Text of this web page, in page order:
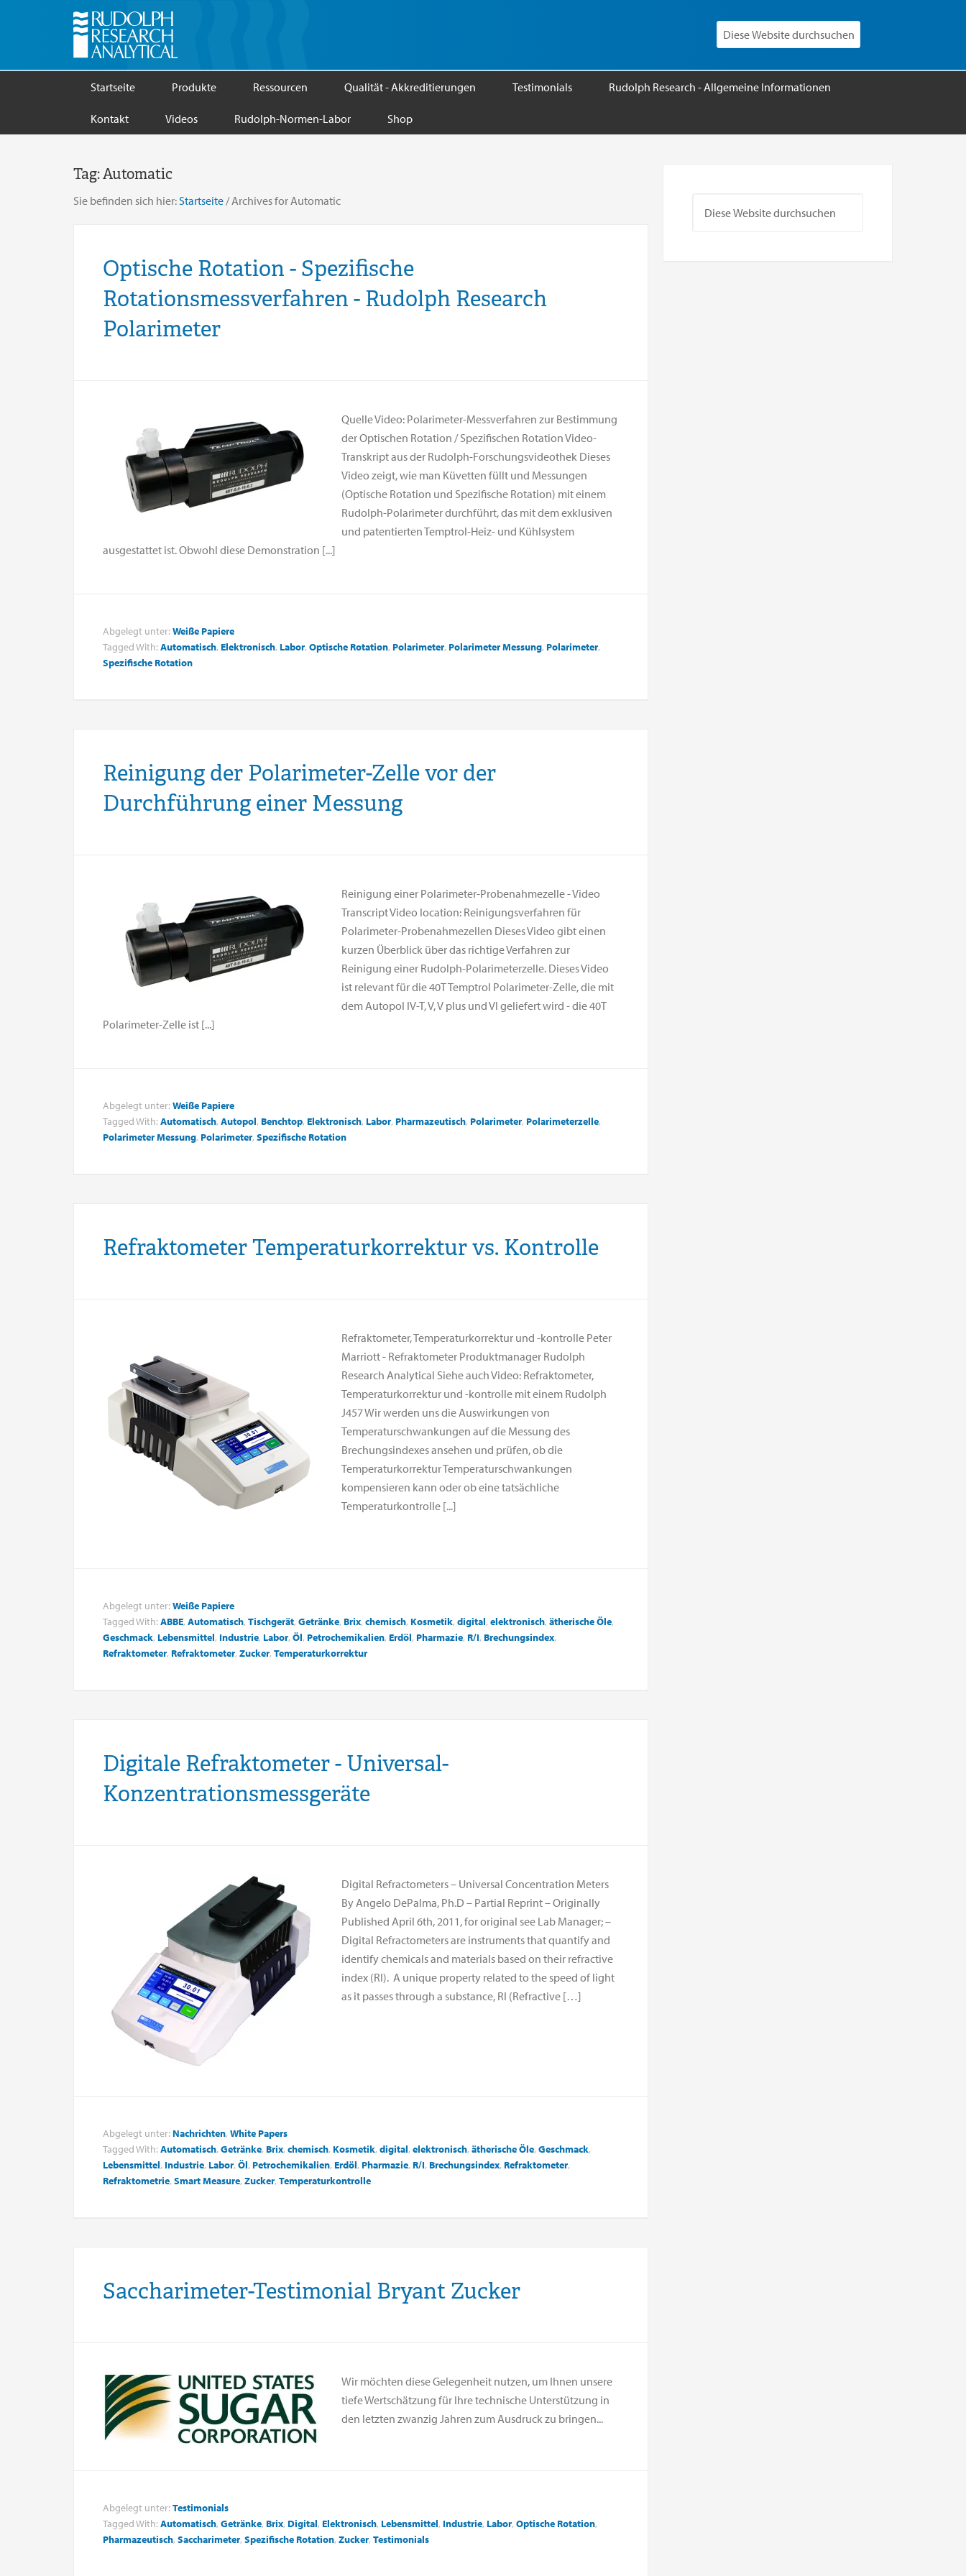
Startseite Produkte Ressourcen Qualität - Akkreditierungen Testimonials Rudolph Research - Allgemeine Informationen
Kontakt Videos Rudolph-Normen-Labor Shop
Tag:Automatic
Sie befinden sich hier: Startseite /Archives for Automatic
Optische Rotation - Spezifische
Rotationsmessverfahren - Rudolph Research
Polarimeter
Quelle Video: Polarimeter-Messverfahren zur Bestimmung
der Optischen Rotation / Spezifischen Rotation Video-
Transkript aus der Rudolph-Forschungsvideothek Dieses
Video zeigt, wie man Küvetten füllt und Messungen
(Optische Rotation und Spezifische Rotation) mit einem
Rudolph-Polarimeter durchführt, das mit dem exklusiven
und patentierten Temptrol-Heiz- und Kühlsystem
ausgestattet ist. Obwohl diese Demonstration [...]
Abgelegt unter: Weiße Papiere
Tagged With: Automatisch, Elektronisch, Labor, Optische Rotation, Polarimeter, Polarimeter Messung, Polarimeter,
Spezifische Rotation
Reinigung der Polarimeter-Zelle vor der
Durchführung einer Messung
Reinigung einer Polarimeter-Probenahmezelle - Video
Transcript Video location: Reinigungsverfahren für
Polarimeter-Probenahmezellen Dieses Video gibt einen
kurzen Überblick über das richtige Verfahren zur
Reinigung einer Rudolph-Polarimeterzelle. Dieses Video
ist relevant für die 40T Temptrol Polarimeter-Zelle, die mit
dem Autopol IV-T, V, V plus und VI geliefert wird - die 40T
Polarimeter-Zelle ist [...]
Abgelegt unter: Weiße Papiere
Tagged With: Automatisch, Autopol, Benchtop, Elektronisch, Labor, Pharmazeutisch, Polarimeter, Polarimeterzelle,
Polarimeter Messung, Polarimeter, Spezifische Rotation
Refraktometer Temperaturkorrektur vs. Kontrolle
Refraktometer, Temperaturkorrektur und -kontrolle Peter
Marriott - Refraktometer Produktmanager Rudolph
Research Analytical Siehe auch Video: Refraktometer,
Temperaturkorrektur und -kontrolle mit einem Rudolph
J457 Wir werden uns die Auswirkungen von
Temperaturschwankungen auf die Messung des
Brechungsindexes ansehen und prüfen, ob die
Temperaturkorrektur Temperaturschwankungen
kompensieren kann oder ob eine tatsächliche
Temperaturkontrolle [...]
Abgelegt unter: Weiße Papiere
Tagged With: ABBE, Automatisch, Tischgerät, Getränke, Brix, chemisch, Kosmetik, digital, elektronisch, ätherische Öle,
Geschmack, Lebensmittel, Industrie, Labor, Öl, Petrochemikalien, Erdöl, Pharmazie, R/I, Brechungsindex,
Refraktometer, Refraktometer, Zucker, Temperaturkorrektur
Digitale Refraktometer - Universal-
Konzentrationsmessgeräte
Digital Refractometers – Universal Concentration Meters
By Angelo DePalma, Ph.D – Partial Reprint – Originally
Published April 6th, 2011, for original see Lab Manager; –
Digital Refractometers are instruments that quantify and
identify chemicals and materials based on their refractive
index (RI). A unique property related to the speed of light
as it passes through a substance, RI (Refractive […]
Abgelegt unter: Nachrichten, White Papers
Tagged With: Automatisch, Getränke, Brix, chemisch, Kosmetik, digital, elektronisch, ätherische Öle, Geschmack,
Lebensmittel, Industrie, Labor, Öl, Petrochemikalien, Erdöl, Pharmazie, R/I, Brechungsindex, Refraktometer,
Refraktometrie, Smart Measure, Zucker, Temperaturkontrolle
Saccharimeter-Testimonial Bryant Zucker
Wir möchten diese Gelegenheit nutzen, um Ihnen unsere
tiefe Wertschätzung für Ihre technische Unterstützung in
den letzten zwanzig Jahren zum Ausdruck zu bringen...
Abgelegt unter: Testimonials
Tagged With: Automatisch, Getränke, Brix, Digital, Elektronisch, Lebensmittel, Industrie, Labor, Optische Rotation,
Pharmazeutisch, Saccharimeter, Spezifische Rotation, Zucker, Testimonials